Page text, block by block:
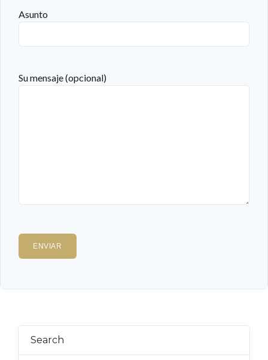
Asunto
Su mensaje (opcional)
Search